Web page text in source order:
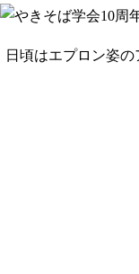
日頃はエプロン姿